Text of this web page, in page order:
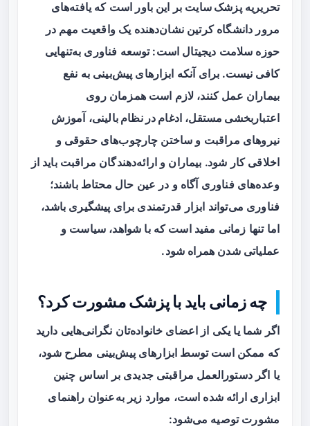
تحریریهپزشک سایت بر این باور است که یافته‌های
مرور دانشگاه کرتین نشان‌دهنده یک واقعیت مهم در
حوزه سلامت دیجیتال است: توسعه فناوری به‌تنهایی
کافی نیست. برای آنکه ابزارهای پیش‌بینی به نفع
بیماران عمل کنند، لازم است همزمان روی
اعتباربخشی مستقل، ادغام در نظام بالینی، آموزش
نیروهای مراقبت و ساختن چارچوب‌های حقوقی و
اخلاقی کار شود. بیماران و ارائه‌دهندگان مراقبت باید از
وعده‌های فناوری آگاه و در عین حال محتاط باشند؛
فناوری می‌تواند ابزار قدرتمندی برای پیشگیری باشد،
اما تنها زمانی مفید است که با شواهد، سیاست و
عملیاتی شدن همراه شود.
چه زمانی باید با پزشک مشورت کرد؟
اگر شما یا یکی از اعضای خانواده‌تان نگرانی‌هایی دارید
که ممکن است توسط ابزارهای پیش‌بینی مطرح شود،
یا اگر دستورالعمل مراقبتی جدیدی بر اساس چنین
ابزاری ارائه شده است، موارد زیر به‌عنوان راهنمای
مشورت توصیه می‌شود: